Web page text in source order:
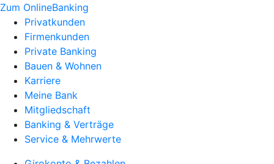
Zum OnlineBanking
Privatkunden
Firmenkunden
Private Banking
Bauen & Wohnen
Karriere
Meine Bank
Mitgliedschaft
Banking & Verträge
Service & Mehrwerte